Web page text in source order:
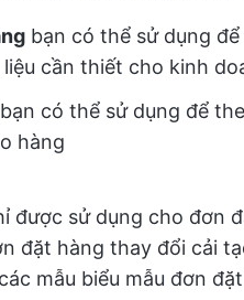
bạn có thể sử dụng
cần thiết cho kinh
bạn có thể sử dụng để
hàng
được sử dụng cho đơn
đặt hàng thay đổi cải
mẫu biểu mẫu đơn